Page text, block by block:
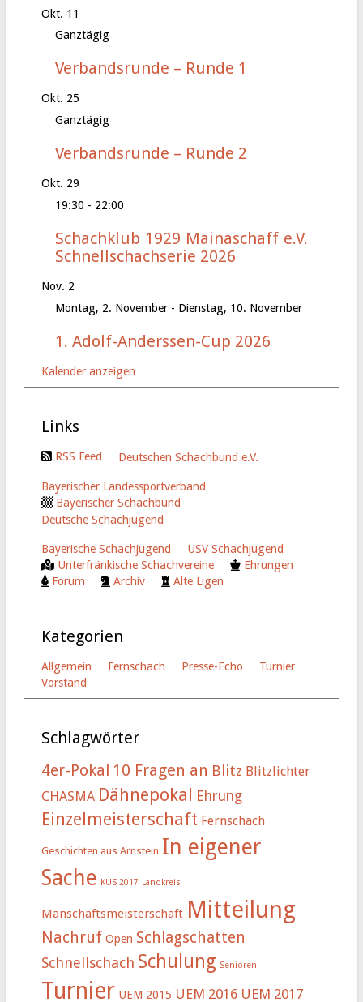
Okt. 11
Ganztägig
Verbandsrunde – Runde 1
Okt. 25
Ganztägig
Verbandsrunde – Runde 2
Okt. 29
19:30 - 22:00
Schachklub 1929 Mainaschaff e.V.
Schnellschachserie 2026
Nov. 2
Montag, 2. November - Dienstag, 10. November
1. Adolf-Anderssen-Cup 2026
Kalender anzeigen
Links
RSS Feed Deutschen Schachbund e.V.
Bayerischer Landessportverband
Bayerischer Schachbund
Deutsche Schachjugend
Bayerische Schachjugend
USV Schachjugend
Unterfränkische Schachvereine
Ehrungen
Forum
Archiv Alte Ligen
Kategorien
Allgemein Fernschach Presse-Echo
Turnier
Vorstand
Schlagwörter
4er-Pokal 10 Fragen an Blitz Blitzlichter
CHASMA Dähnepokal Ehrung
Einzelmeisterschaft Fernschach
Geschichten aus Arnstein In eigener
Sache KUS 2017 Landkreis
Manschaftsmeisterschaft Mitteilung
Nachruf Open Schlagschatten
Schnellschach Schulung Senioren
Turnier UEM 2015 UEM 2016 UEM 2017